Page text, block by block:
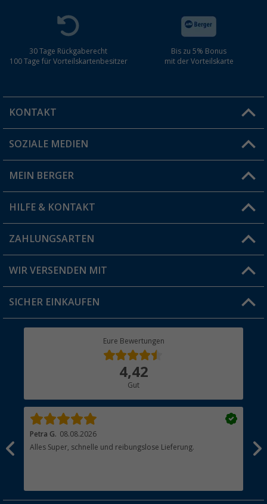
30 Tage Rückgaberecht
100 Tage für Vorteilskartenbesitzer
Bis zu 5% Bonus
mit der Vorteilskarte
KONTAKT
Du hast eine Frage?
Filiale finden
SOZIALE MEDIEN
MEIN BERGER
Vorteilskarte
Blog
Jobs & Karriere
HILFE & KONTAKT
FAQ & Kontakt
Versandinformationen
Rücksendung
ZAHLUNGSARTEN
WIR VERSENDEN MIT
SICHER EINKAUFEN
Eure Bewertungen
4,42
Gut
Petra G. 08.08.2026
Alles Super, schnelle und reibungslose Lieferung.